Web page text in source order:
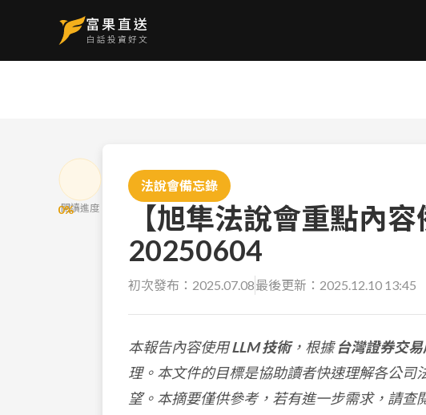
0%
閱讀進度
法說會備忘錄
【旭隼法說會重點內
20250604
初次發布： 2025.07.08最後更新： 2025.12.10 13:45
本報告內容使用LLM 技術，根據台灣證券交
理。本文件的目標是協助讀者快速理解各公
望。本摘要僅供參考，若有進一步需求，請查